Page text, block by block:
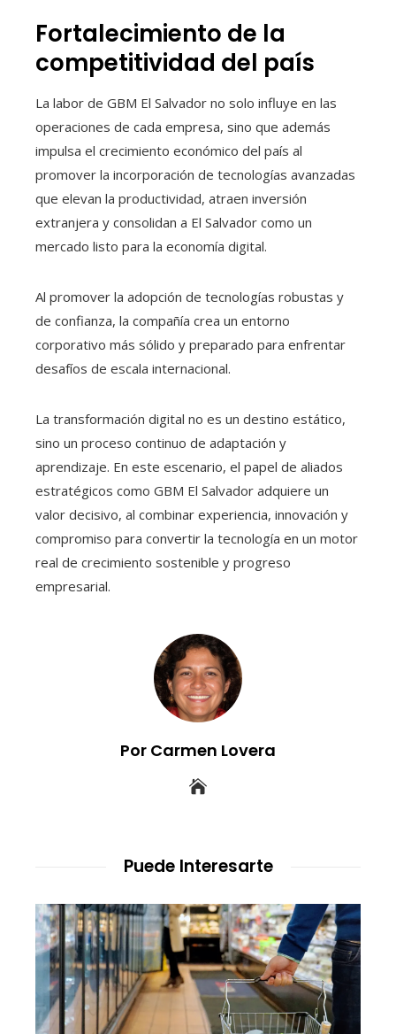
Fortalecimiento de la
competitividad del país
La labor de GBM El Salvador no solo influye en las
operaciones de cada empresa, sino que además
impulsa el crecimiento económico del país al
promover la incorporación de tecnologías avanzadas
que elevan la productividad, atraen inversión
extranjera y consolidan a El Salvador como un
mercado listo para la economía digital.
Al promover la adopción de tecnologías robustas y
de confianza, la compañía crea un entorno
corporativo más sólido y preparado para enfrentar
desafíos de escala internacional.
La transformación digital no es un destino estático,
sino un proceso continuo de adaptación y
aprendizaje. En este escenario, el papel de aliados
estratégicos como GBM El Salvador adquiere un
valor decisivo, al combinar experiencia, innovación y
compromiso para convertir la tecnología en un motor
real de crecimiento sostenible y progreso
empresarial.
Por Carmen Lovera
Puede Interesarte